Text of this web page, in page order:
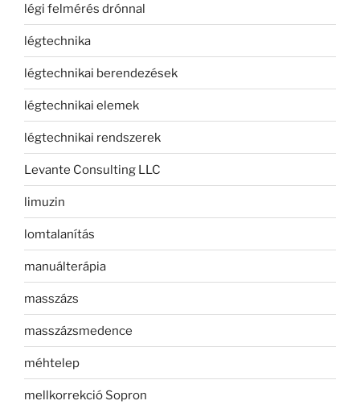
légi felmérés drónnal
légtechnika
légtechnikai berendezések
légtechnikai elemek
légtechnikai rendszerek
Levante Consulting LLC
limuzin
lomtalanítás
manuálterápia
masszázs
masszázsmedence
méhtelep
mellkorrekció Sopron